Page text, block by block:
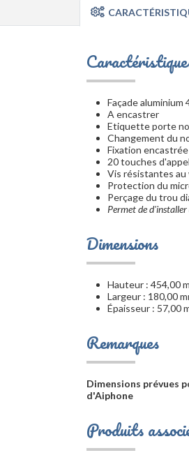
Façade aluminium
A encastrer
Etiquette porte
Changement du
Fixation
20 touches
Vis résistantes au
Protection du
Perçage du trou
Permet de
Dimensions
Hauteur : 454,00
Largeur : 180,00
Épaisseur : 57,00
Remarques
Dimensions prévues
d'Aiphone
Produits